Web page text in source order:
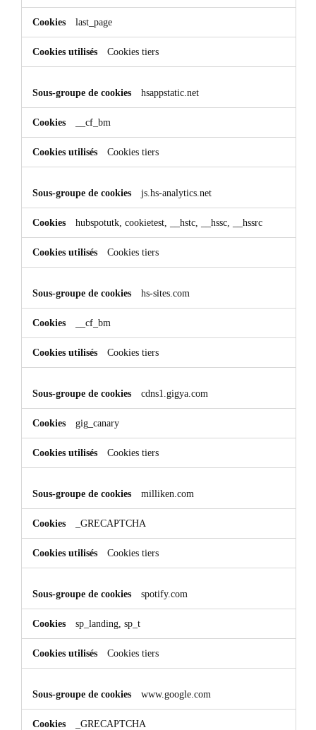
last_page
Cookies tiers
hsappstatic.net
__cf_bm
Cookies tiers
js.hs-analytics.net
hubspotutk, cookietest, __hstc, __hssc, __hssrc
Cookies tiers
hs-sites.com
__cf_bm
Cookies tiers
cdns1.gigya.com
gig_canary
Cookies tiers
milliken.com
_GRECAPTCHA
Cookies tiers
spotify.com
sp_landing, sp_t
Cookies tiers
www.google.com
_GRECAPTCHA